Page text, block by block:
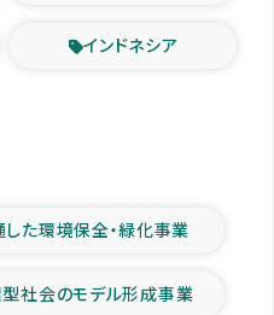
インドネシア
た環境保全・緑化事業
社会のモデル形成事業